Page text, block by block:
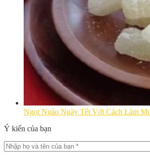
Ngọt Ngào Ngày Tết Với Cách Làm
Ý kiến của bạn